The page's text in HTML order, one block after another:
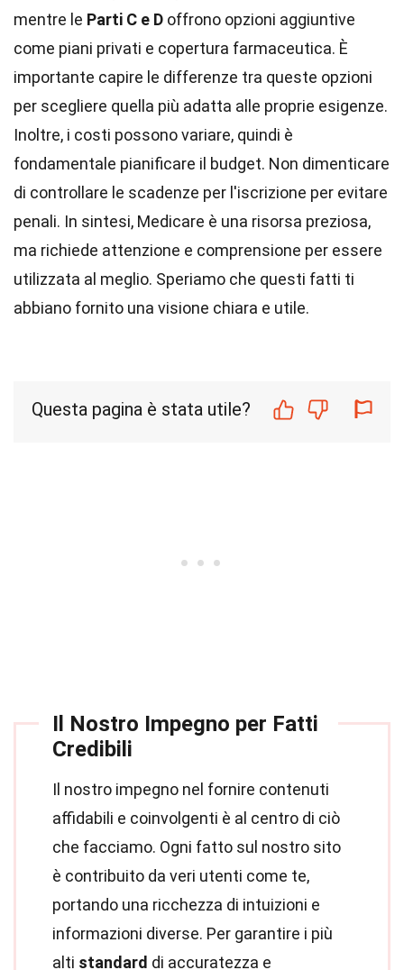
mentre le Parti C e D offrono opzioni aggiuntive
come piani privati e copertura farmaceutica. È
importante capire le differenze tra queste opzioni
per scegliere quella più adatta alle proprie esigenze.
Inoltre, i costi possono variare, quindi è
fondamentale pianificare il budget. Non dimenticare
di controllare le scadenze per l'iscrizione per evitare
penali. In sintesi, Medicare è una risorsa preziosa,
ma richiede attenzione e comprensione per essere
utilizzata al meglio. Speriamo che questi fatti ti
abbiano fornito una visione chiara e utile.
Questa pagina è stata utile?
Il Nostro Impegno per Fatti
Credibili
Il nostro impegno nel fornire contenuti
affidabili e coinvolgenti è al centro di ciò
che facciamo. Ogni fatto sul nostro sito
è contribuito da veri utenti come te,
portando una ricchezza di intuizioni e
informazioni diverse. Per garantire i più
alti standard di accuratezza e